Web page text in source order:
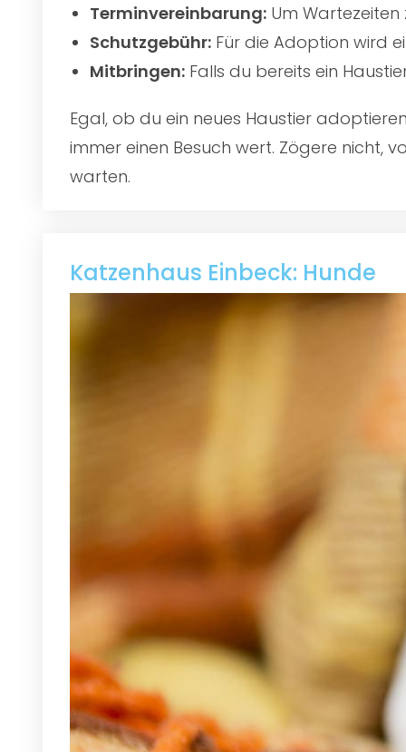
Terminvereinbarung: Um
Schutzgebühr: Für die Adoption wird
Mitbringen: Falls du bereits ein
Egal, ob du ein neues Haustier
immer einen Besuch wert. Zögere nicht,
warten.
Katzenhaus Einbeck: Hunde